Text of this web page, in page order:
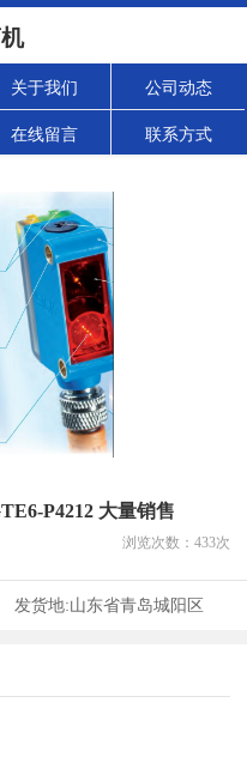
关于我们 公司动态
在线留言 联系方式
P4212 大量销售
浏览次数： 433次
发货地:山东省青岛城阳区